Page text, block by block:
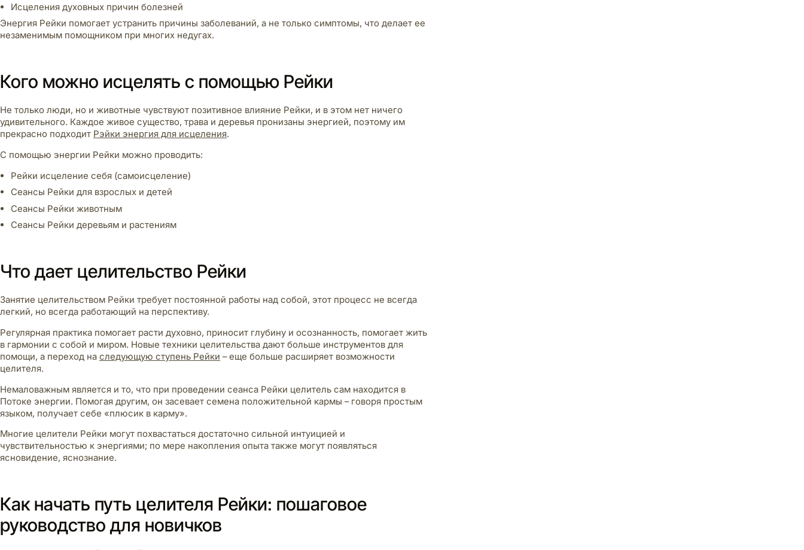
Исцеления духовных причин болезней
Энергия Рейки помогает устранить причины заболеваний, а не только симптомы, что делает ее
незаменимым помощником при многих недугах.
Кого можно исцелять с помощью Рейки
Не только люди, но и животные чувствуют позитивное влияние Рейки, и в этом нет ничего
удивительного. Каждое живое существо, трава и деревья пронизаны энергией, поэтому им
прекрасно подходит Рэйки энергия для исцеления.
С помощью энергии Рейки можно проводить:
Рейки исцеление себя (самоисцеление)
Сеансы Рейки для взрослых и детей
Сеансы Рейки животным
Сеансы Рейки деревьям и растениям
Что дает целительство Рейки
Занятие целительством Рейки требует постоянной работы над собой, этот процесс не всегда
легкий, но всегда работающий на перспективу.
Регулярная практика помогает расти духовно, приносит глубину и осознанность, помогает жить
в гармонии с собой и миром. Новые техники целительства дают больше инструментов для
помощи, а переход на следующую ступень Рейки – еще больше расширяет возможности
целителя.
Немаловажным является и то, что при проведении сеанса Рейки целитель сам находится в
Потоке энергии. Помогая другим, он засевает семена положительной кармы – говоря простым
языком, получает себе «плюсик в карму».
Многие целители Рейки могут похвастаться достаточно сильной интуицией и
чувствительностью к энергиями; по мере накопления опыта также могут появляться
ясновидение, яснознание.
Как начать путь целителя Рейки: пошаговое
руководство для новичков